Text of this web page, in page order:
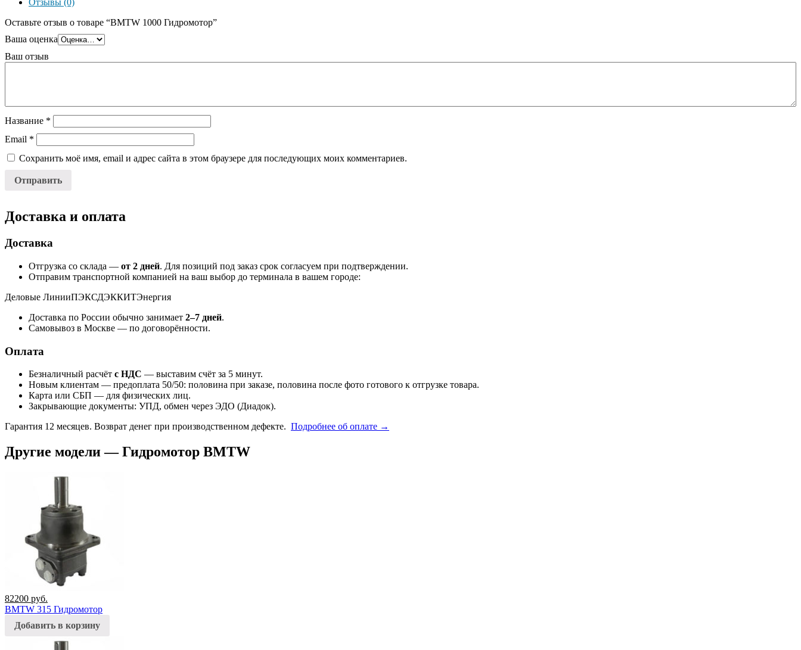
Оставьте отзыв о товаре “BMTW 1000 Гидромотор”
Ваша оценка
Ваш отзыв
Название *
Email *
Сохранить моё имя, email и адрес сайта в этом браузере для последующих моих комментариев.
Доставка и оплата
Доставка
Отгрузка со склада — от 2 дней. Для позиций под заказ срок согласуем при подтверждении.
Отправим транспортной компанией на ваш выбор до терминала в вашем городе:
Деловые ЛинииПЭКСДЭККИТЭнергия
Доставка по России обычно занимает 2–7 дней.
Самовывоз в Москве — по договорённости.
Оплата
Безналичный расчёт с НДС — выставим счёт за 5 минут.
Новым клиентам — предоплата 50/50: половина при заказе, половина после фото готового к отгрузке товара.
Карта или СБП — для физических лиц.
Закрывающие документы: УПД, обмен через ЭДО (Диадок).
Гарантия 12 месяцев. Возврат денег при производственном дефекте. Подробнее об оплате →
Другие модели — Гидромотор BMTW
82200 руб.
BMTW 315 Гидромотор
Добавить в корзину